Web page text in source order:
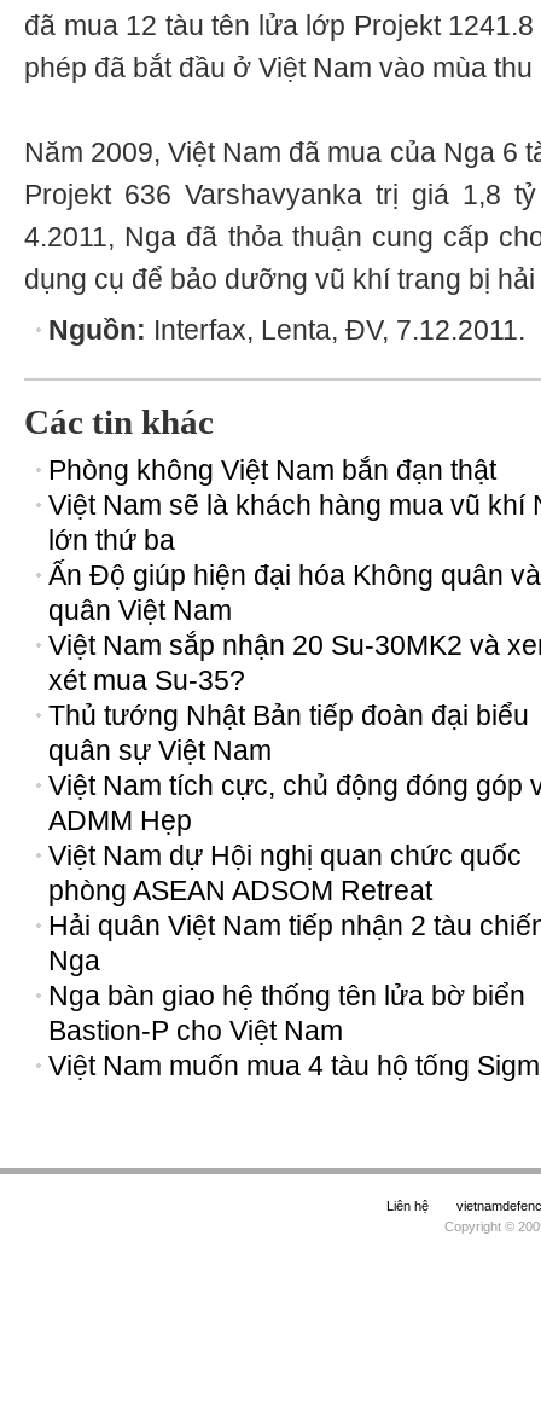
đã mua 12 tàu tên lửa lớp Projekt
phép đã bắt đầu ở Việt Nam vào mùa thu
Năm 2009, Việt Nam đã mua của Nga 6
Projekt 636 Varshavyanka trị giá 1,8
4.2011, Nga đã thỏa thuận cung cấp
dụng cụ để bảo dưỡng vũ khí trang bị
Nguồn: Interfax, Lenta, ĐV, 7.12.2011.
Các tin khác
Phòng không Việt Nam bắn đạn thật
Việt Nam sẽ là khách hàng mua vũ khí
lớn thứ ba
Ấn Độ giúp hiện đại hóa Không quân
quân Việt Nam
Việt Nam sắp nhận 20 Su-30MK2 và
xét mua Su-35?
Thủ tướng Nhật Bản tiếp đoàn đại biểu
quân sự Việt Nam
Việt Nam tích cực, chủ động đóng góp
ADMM Hẹp
Việt Nam dự Hội nghị quan chức quốc
phòng ASEAN ADSOM Retreat
Hải quân Việt Nam tiếp nhận 2 tàu
Nga
Nga bàn giao hệ thống tên lửa bờ biển
Bastion-P cho Việt Nam
Việt Nam muốn mua 4 tàu hộ tống
Liên hệ
Copyright ©